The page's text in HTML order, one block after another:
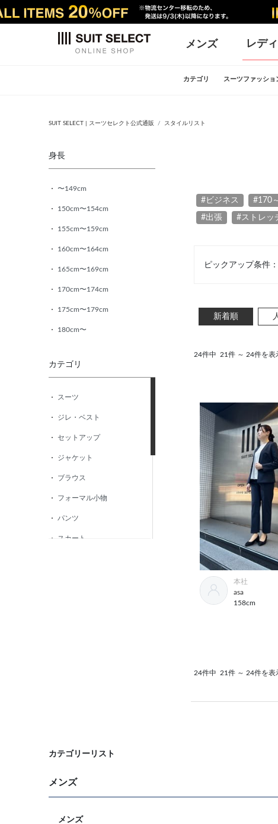
メンズ レデ
カテゴリ スーツファッショ
SUIT SELECT | スーツセレクト公式通販 スタイルリスト
身長
〜149cm
150cm〜154cm
155cm〜159cm
160cm〜164cm
165cm〜169cm
170cm〜174cm
175cm〜179cm
180cm〜
カテゴリ
スーツ
ジレ・ベスト
セットアップ
ジャケット
ブラウス
フォーマル小物
パンツ
スカート
#ビジネス #170
#出張 #ストレッ
ピックアップ条件：
新着順
24件中 21件 ～ 24件を表
本社
asa
158cm
24件中 21件 ～ 24件を表
カテゴリーリスト
メンズ
メンズ